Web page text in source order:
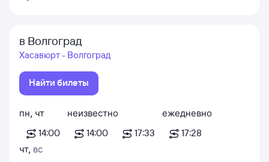
в Волгоград
Хасавюрт - Волгоград
Найти билеты
пн, чт
14:00
неизвестно
14:00
17:33
ежедневно
17:28
чт, вс